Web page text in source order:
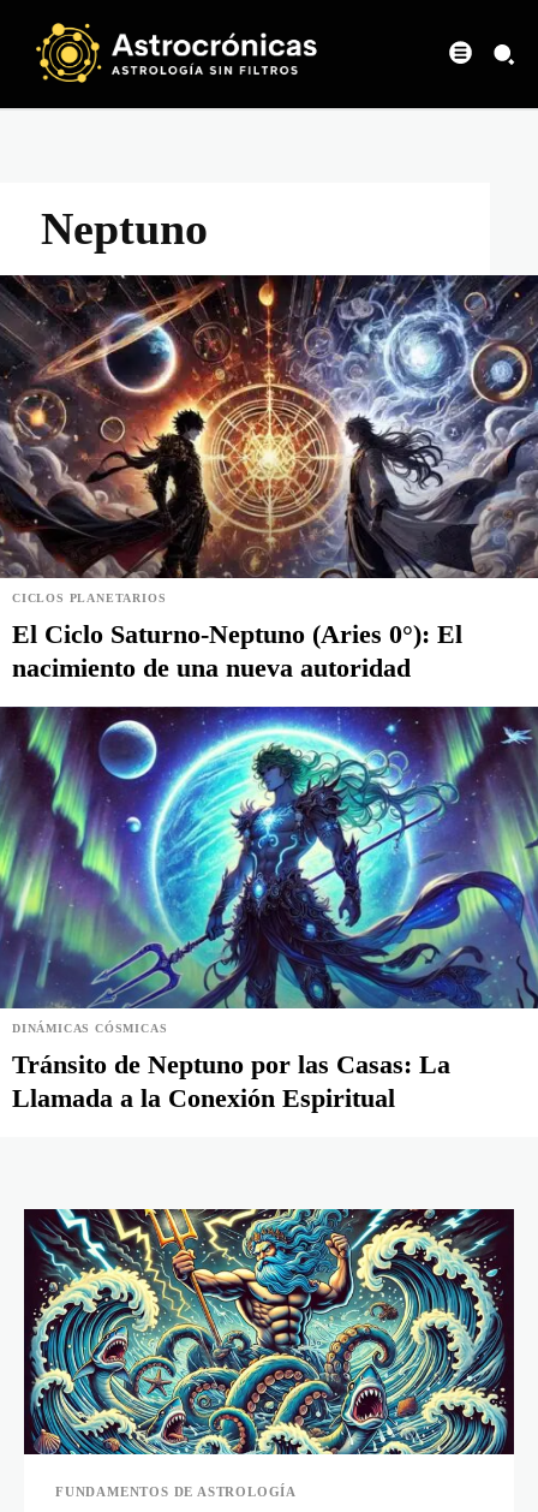
Neptuno
CICLOS PLANETARIOS
El Ciclo Saturno-Neptuno (Aries 0°): El
nacimiento de una nueva autoridad
DINÁMICAS CÓSMICAS
Tránsito de Neptuno por las Casas: La
Llamada a la Conexión Espiritual
FUNDAMENTOS DE ASTROLOGÍA